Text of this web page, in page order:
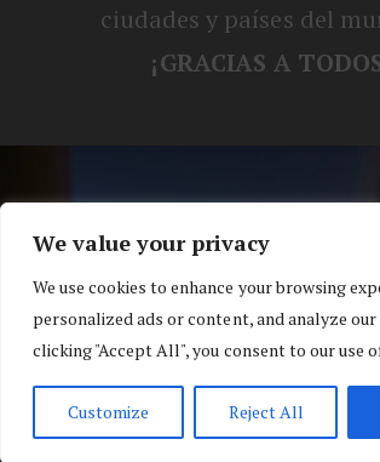
We value your privacy
We use cookies to enhance your browsing
personalized ads or content, and analyze
clicking "Accept All", you consent to our use
Customize Reject All
ciudades y países del
¡GRACIAS A
® Blog personal de Alex,
Koko |Política de
Top